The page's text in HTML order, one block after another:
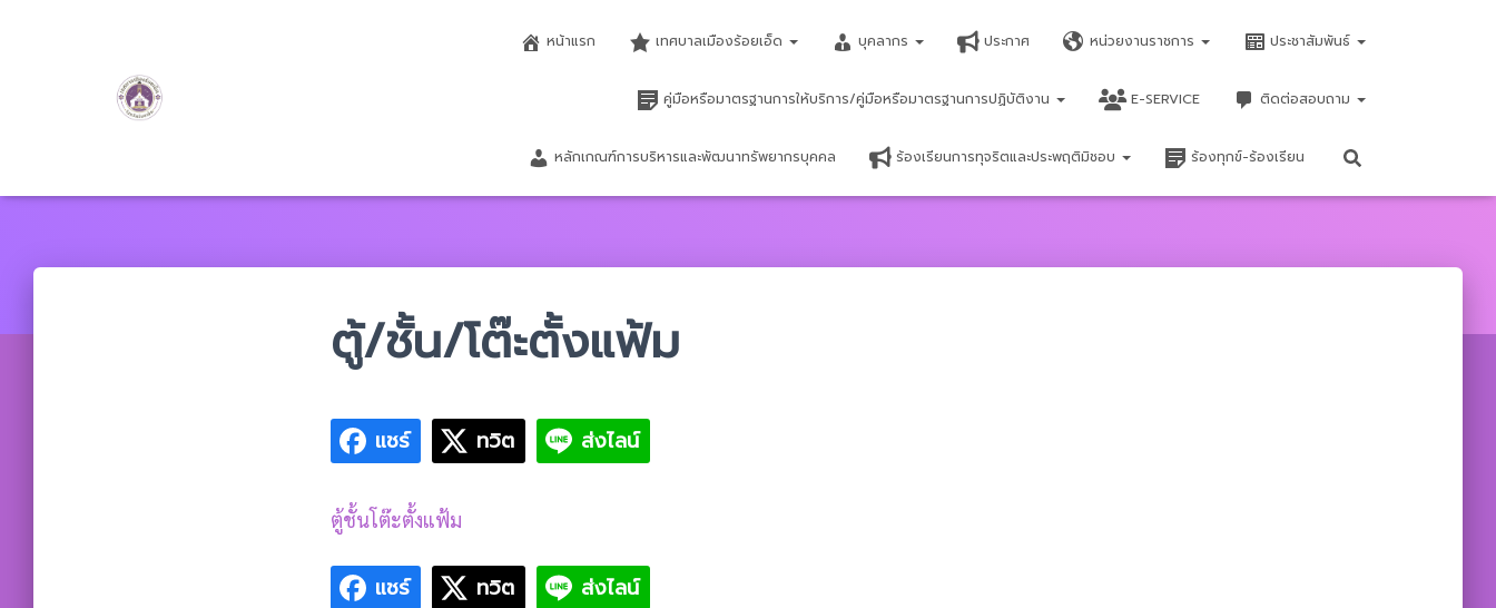
หน้าแรก เทศบาลเมืองร้อยเอ็ด บุคลากร ประกาศ หน่วยงานราชการ ประชาสัมพันธ์
คู่มือหรือมาตรฐานการให้บริการ/คู่มือหรือมาตรฐานการปฏิบัติงาน E-SERVICE ติดต่อสอบถาม
หลักเกณฑ์การบริหารและพัฒนาทรัพยากรบุคคล ร้องเรียนการทุจริตและประพฤติมิชอบ ร้องทุกข์-ร้องเรียน
ตู้/ชั้น/โต๊ะตั้งแฟ้ม
แชร์ ทวิต ส่งไลน์
ตู้ชั้นโต๊ะตั้งแฟ้ม
แชร์ ทวิต ส่งไลน์